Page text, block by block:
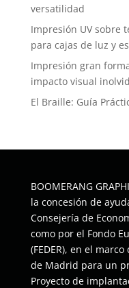
versatilidad
Impresión UV sobre
para cajas de luz y
Impresión gran
impacto visual
El Braille: Guía
BOOMERANG
la concesión de
Consejería de
como por el Fondo
(FEDER), en el
de Madrid para un
Proyecto de